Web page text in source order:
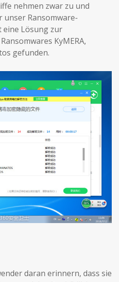
nehmen zwar zu und
unser Ransomware-
eine Lösung zur
KyMERA,
gefunden.
daran erinnern, dass sie